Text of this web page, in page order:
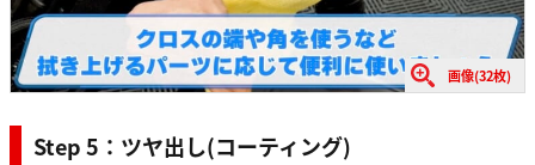
画像(32枚)
Step 5：ツヤ出し(コーティング)